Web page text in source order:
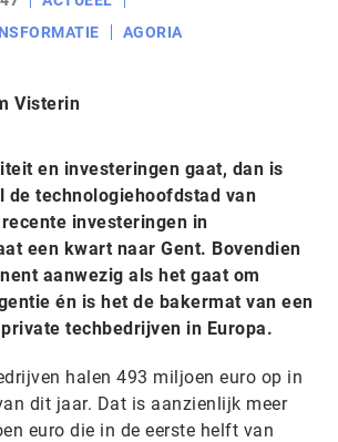
AGORIA
Visterin
en investeringen gaat, dan is
de technologiehoofdstad van
investeringen in
een kwart naar Gent. Bovendien
aanwezig als het gaat om
én is het de bakermat van een
techbedrijven in Europa.
halen 493 miljoen euro op in
dit jaar. Dat is aanzienlijk meer
euro die in de eerste helft van